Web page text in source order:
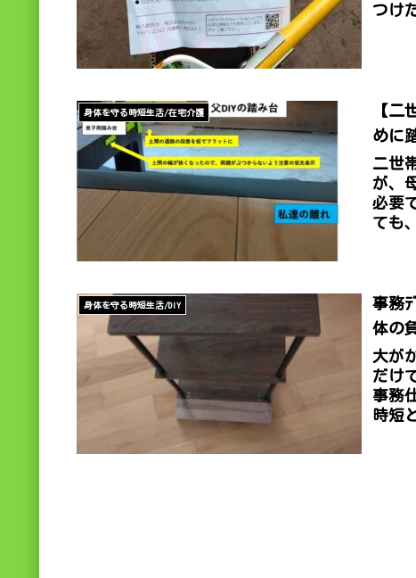
つけ
身体を守る時短生活/在宅介護
【
めに
二世
が、
必要
ても
身体を守る時短生活/DIY
事務
体の
大が
だけ
事務
時短